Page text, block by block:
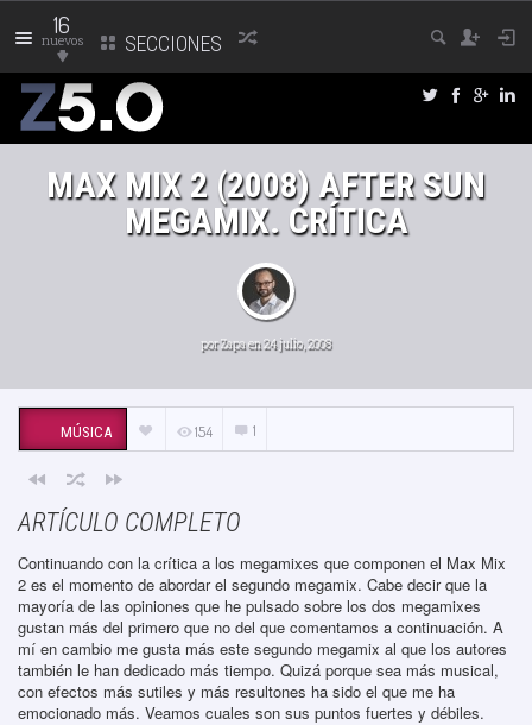
16
nuevos SECCIONES
MAX MIX 2 (2008) AFTER SUN
MEGAMIX. CRÍTICA
porZapaen 24 julio, 2008
MÚSICA 154 1
ARTÍCULO COMPLETO
Continuando con la crítica a los megamixes que componen el Max Mix
2 es el momento de abordar el segundo megamix. Cabe decir que la
mayoría de las opiniones que he pulsado sobre los dos megamixes
gustan más del primero que no del que comentamos a continuación. A
mí en cambio me gusta más este segundo megamix al que los autores
también le han dedicado más tiempo. Quizá porque sea más musical,
con efectos más sutiles y más resultones ha sido el que me ha
emocionado más. Veamos cuales son sus puntos fuertes y débiles.